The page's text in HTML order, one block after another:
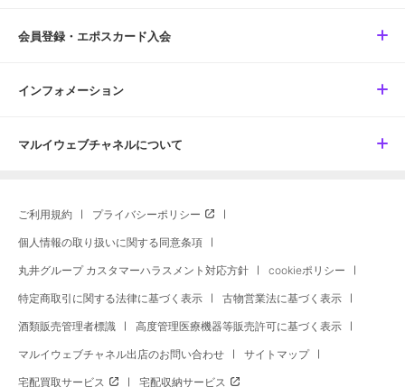
会員登録・エポスカード入会
インフォメーション
マルイウェブチャネルについて
ご利用規約 プライバシーポリシー
個人情報の取り扱いに関する同意条項
丸井グループ カスタマーハラスメント対応方針 cookieポリシー
特定商取引に関する法律に基づく表示 古物営業法に基づく表示
酒類販売管理者標識 高度管理医療機器等販売許可に基づく表示
マルイウェブチャネル出店のお問い合わせ サイトマップ
宅配買取サービス 宅配収納サービス